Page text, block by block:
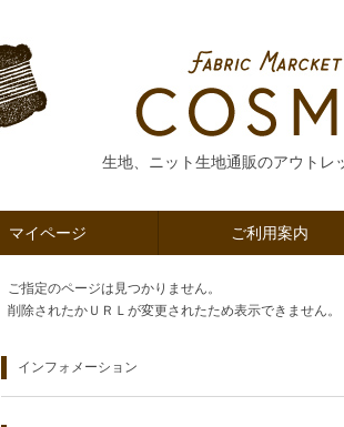
生地、ニット生地通販のアウトレ
マイページ ご利用案内
ご指定のページは見つかりません。
削除されたかＵＲＬが変更されたため表示できません。
インフォメーション